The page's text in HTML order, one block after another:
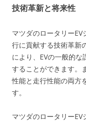
技術革新と将来性
マツダのロータリー
行に貢献する技術革新
により、EVの一般的
することができます。
性能と走行性能の両方
す。
マツダのロータリー